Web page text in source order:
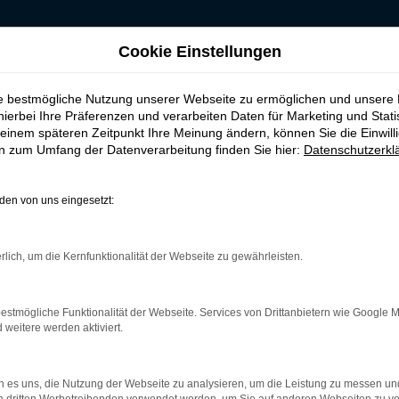
kaufen, leasen
man spart
richtig Geld sparen und trotzdem steigen Sie in einen
Um zu verstehen, wie eine Fiat Tageszulassung
liefern die Fahrzeuge, geben allerdings auch die Preise für
sich nicht mehr um einen Neuwagen und der Hersteller ist
Network Error
Cookie Einstellungen
bestmögliche Nutzung unserer Webseite zu ermöglichen und unsere
Ihre Präferenzen und verarbeiten Daten für Marketing und
späteren Zeitpunkt Ihre Meinung ändern, können Sie die
zum Umfang der Datenverarbeitung finden Sie hier:
von uns eingesetzt:
um die Kernfunktionalität der Webseite zu gewährleisten.
Funktionalität der Webseite. Services von Drittanbietern wie Google
weitere werden aktiviert.
es uns, die Nutzung der Webseite zu analysieren, um die Leistung zu messen